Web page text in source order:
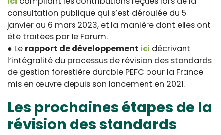
consultation publique qui s’est déroulée du 5
janvier au 6 mars 2023, et la manière dont elles ont
été traitées par le Forum.
● Le rapport de développement ici décrivant
l’intégralité du processus de révision des standards
de gestion forestière durable PEFC pour la France
mis en œuvre depuis son lancement en 2021.
Les prochaines étapes de la
révision des standards